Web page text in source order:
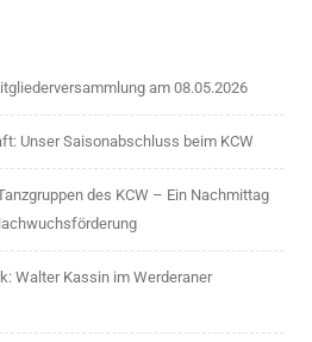
am 08.05.2026
Unser Saisonabschluss beim KCW
des KCW – Ein Nachmittag
Walter Kassin im Werderaner